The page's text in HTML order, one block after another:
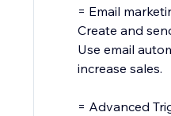
= Email
Create and
Use email
increase sales.
= Advanced